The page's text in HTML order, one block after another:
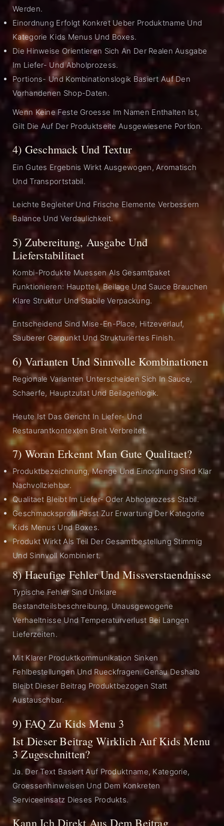
Werden.
Einordnung Erfolgt Konkret Ueber Produktname Und
Kategorie Kids Menus Und Boxes.
Die Hinweise Orientieren Sich An Der Realen Ausgabe
Im Liefer- Und Abholprozess.
Portions- Und Kombinationslogik Basiert Auf Den
Vorhandenen Shop-Daten.
Wenn Keine Feste Groesse Im Namen Enthalten Ist,
Gilt Die Auf Der Produktseite Ausgewiesene Portion.
4) Geschmack Und Textur
Ein Gutes Ergebnis Wirkt Ausgewogen, Aromatisch
Und Transportstabil.
Leichte Begleiter Und Frische Elemente Verbessern
Balance Und Verdaulichkeit.
5) Zubereitung, Ausgabe Und
Lieferstabilitaet
Kombi-Produkte Muessen Als Gesamtpaket
Funktionieren: Hauptteil, Beilage Und Sauce Brauchen
Klare Struktur Und Stabile Verpackung.
Entscheidend Sind Mise-En-Place, Hitzeverlauf,
Sauberer Garpunkt Und Strukturiertes Finish.
6) Varianten Und Sinnvolle Kombinationen
Regionale Varianten Unterscheiden Sich In Sauce,
Schaerfe, Hauptzutat Und Beilagenlogik.
Heute Ist Das Gericht In Liefer- Und
Restaurantkontexten Breit Verbreitet.
7) Woran Erkennt Man Gute Qualitaet?
Produktbezeichnung, Menge Und Einordnung Sind Klar
Nachvollziehbar.
Qualitaet Bleibt Im Liefer- Oder Abholprozess Stabil.
Geschmacksprofil Passt Zur Erwartung Der Kategorie
Kids Menus Und Boxes.
Produkt Wirkt Als Teil Der Gesamtbestellung Stimmig
Und Sinnvoll Kombiniert.
8) Haeufige Fehler Und Missverstaendnisse
Typische Fehler Sind Unklare
Bestandteilsbeschreibung, Unausgewogene
Verhaeltnisse Und Temperaturverlust Bei Langen
Lieferzeiten.
Mit Klarer Produktkommunikation Sinken
Fehlbestellungen Und Rueckfragen. Genau Deshalb
Bleibt Dieser Beitrag Produktbezogen Statt
Austauschbar.
9) FAQ Zu Kids Menu 3
Ist Dieser Beitrag Wirklich Auf Kids Menu
3 Zugeschnitten?
Ja. Der Text Basiert Auf Produktname, Kategorie,
Groessenhinweisen Und Dem Konkreten
Serviceeinsatz Dieses Produkts.
Kann Ich Direkt Aus Dem Beitrag